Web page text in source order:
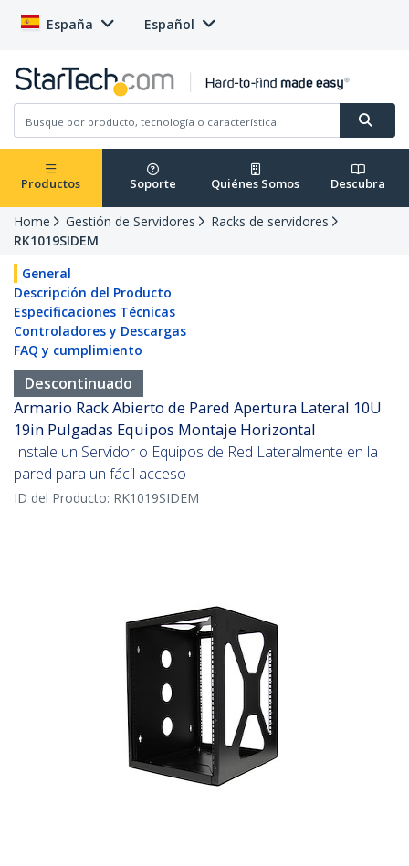
España Español
Productos Soporte Quiénes Somos Descubra
Home Gestión de Servidores
Racks de servidores
RK1019SIDEM
General
Descripción del Producto
Especificaciones Técnicas
Controladores y Descargas
FAQ y cumplimiento
Descontinuado
Armario Rack Abierto de Pared Apertura Lateral 10U
19in Pulgadas Equipos Montaje Horizontal
Instale un Servidor o Equipos de Red Lateralmente en la
pared para un fácil acceso
ID del Producto: RK1019SIDEM